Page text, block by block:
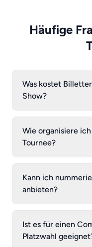
Häufige
Was kostet
Show?
Wie organisiere
Tournee?
Kann ich
anbieten?
Ist es für einen
Platzwahl